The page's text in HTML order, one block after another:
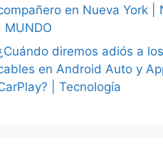
en Nueva York |
| MUNDO
diremos adiós a los
en Android Auto y
| Tecnología